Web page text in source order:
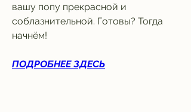
вашу попу прекрасной и
соблазнительной. Готовы? Тогда
начнём!
ПОДРОБНЕЕ ЗДЕСЬ